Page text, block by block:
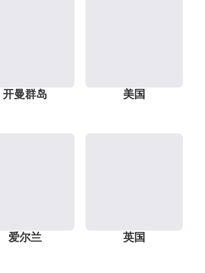
开曼群岛 美国
爱尔兰 英国